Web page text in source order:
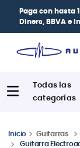
|
las
Guitarras
Guitarra